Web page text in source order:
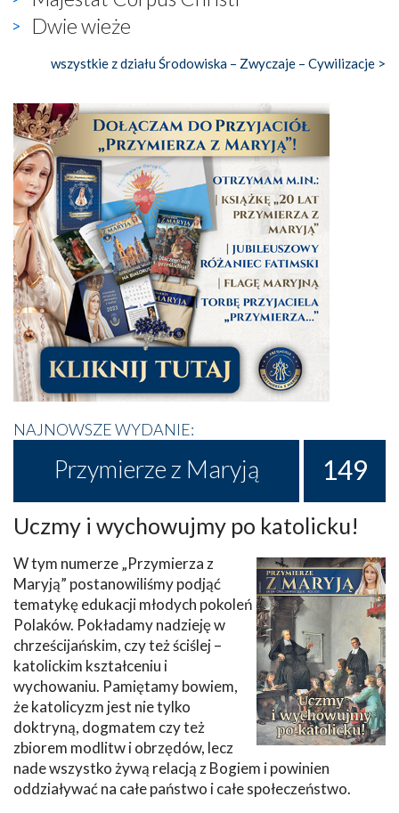
Dwie wieże
wszystkie z działu Środowiska – Zwyczaje – Cywilizacje >
NAJNOWSZE WYDANIE:
Przymierze z Maryją 149
Uczmy i wychowujmy po katolicku!
W tym numerze „Przymierza z
Maryją” postanowiliśmy podjąć
tematykę edukacji młodych pokoleń
Polaków. Pokładamy nadzieję w
chrześcijańskim, czy też ściślej –
katolickim kształceniu i
wychowaniu. Pamiętamy bowiem,
że katolicyzm jest nie tylko
doktryną, dogmatem czy też
zbiorem modlitw i obrzędów, lecz
nade wszystko żywą relacją z Bogiem i powinien
oddziaływać na całe państwo i całe społeczeństwo.